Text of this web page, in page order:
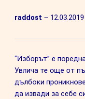
raddost – 12.03.2019
“Изборът” е
Увлича те още от
дълбоки
да извади за себе